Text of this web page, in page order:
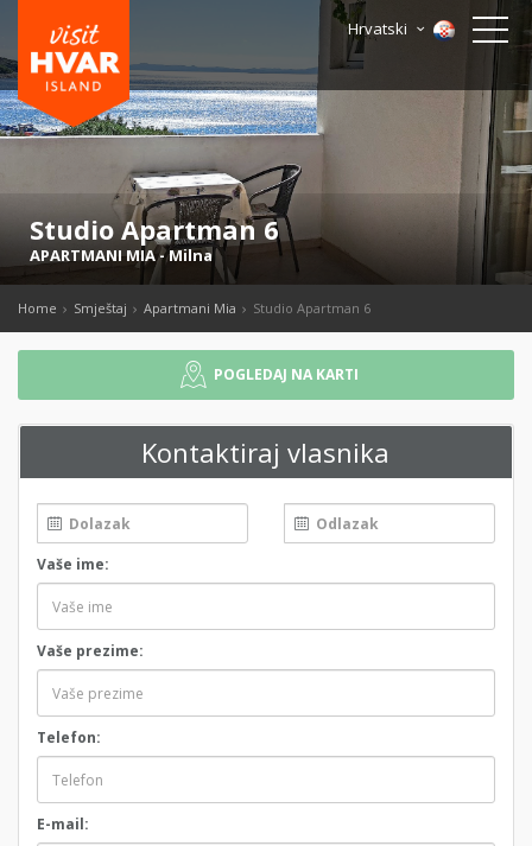
Hrvatski
Studio Apartman 6
APARTMANI MIA-Milna
Home Smještaj Apartmani Mia Studio Apartman 6
POGLEDAJ NA KARTI
Kontaktiraj vlasnika
Vaše ime:
Vaše prezime:
Telefon:
E-mail: